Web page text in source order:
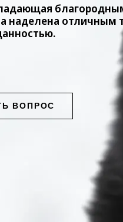
наделена
ВОПРОС